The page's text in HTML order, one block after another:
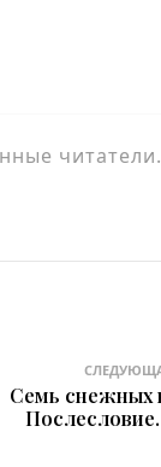
читатели.
Семь снежных
Послесловие.